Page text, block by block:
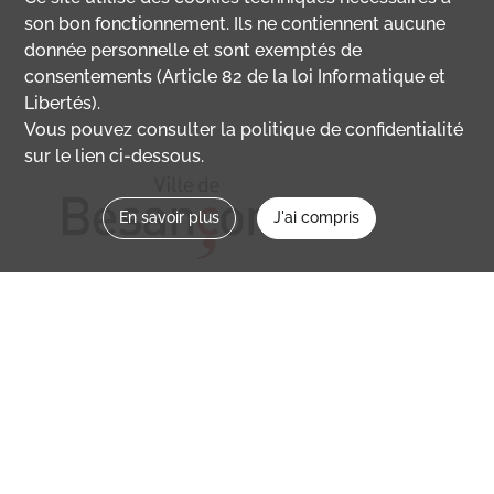
son bon fonctionnement. Ils ne contiennent aucune
donnée personnelle et sont exemptés de
consentements (Article 82 de la loi Informatique et
Libertés).
Vous pouvez consulter la politique de confidentialité
sur le lien ci-dessous.
En savoir plus J'ai compris